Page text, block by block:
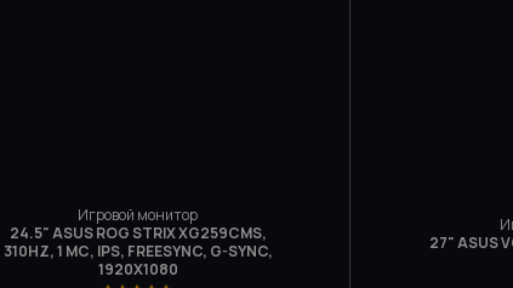
Игровой монитор
24.5" ASUS ROG STRIX XG259CMS,
310HZ, 1 МС, IPS, FREESYNC, G-SYNC,
1920X1080
27" ASUS